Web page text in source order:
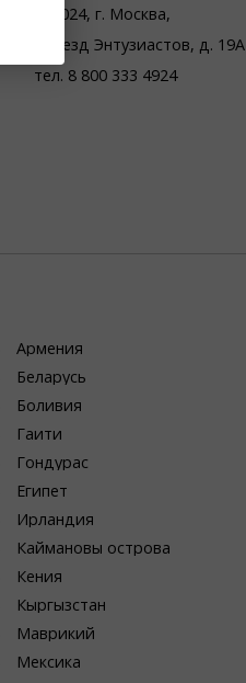
111024, г. Москва,
проезд Энтузиастов, д. 19А
тел. 8 800 333 4924
Армения
Беларусь
Боливия
Гаити
Гондурас
Египет
Ирландия
Каймановы острова
Кения
Кыргызстан
Маврикий
Мексика